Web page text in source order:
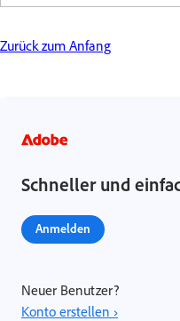
Zurück zum Anfang
Schneller und
Anmelden
Neuer Benutzer?
Konto erstellen ›